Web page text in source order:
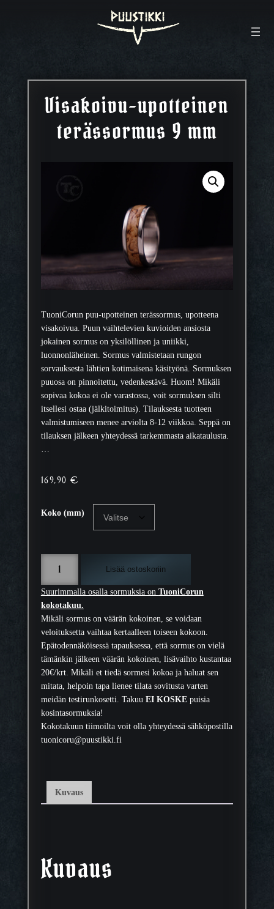
Visakoivu-upotteinen
terässormus 9 mm
TuoniCorun puu-upotteinen terässormus, upotteena
visakoivua. Puun vaihtelevien kuvioiden ansiosta
jokainen sormus on yksilöllinen ja uniikki,
luonnonläheinen. Sormus valmistetaan rungon
sorvauksesta lähtien kotimaisena käsityönä. Sormuksen
puuosa on pinnoitettu, vedenkestävä. Huom! Mikäli
sopivaa kokoa ei ole varastossa, voit sormuksen silti
itsellesi ostaa (jälkitoimitus). Tilauksesta tuotteen
valmistumiseen menee arviolta 8-12 viikkoa. Seppä on
tilauksen jälkeen yhteydessä tarkemmasta aikataulusta.
169,90€
Koko (mm)
s
a
k
i
v
u
p
o
t
e
r
s
Lisää ostoskoriin
Suurimmalla osalla sormuksia on TuoniCorun
kokotakuu.
Mikäli sormus on väärän kokoinen, se voidaan
veloituksetta vaihtaa kertaalleen toiseen kokoon.
Epätodennäköisessä tapauksessa, että sormus on vielä
tämänkin jälkeen väärän kokoinen, lisävaihto kustantaa
20€/krt. Mikäli et tiedä sormesi kokoa ja haluat sen
mitata, helpoin tapa lienee tilata sovitusta varten
meidän testirunkosetti. Takuu EI KOSKEpuisia
kosintasormuksia!
Kokotakuun tiimoilta voit olla yhteydessä sähköpostilla
tuonicoru@puustikki.fi
Kuvaus
Kuvaus